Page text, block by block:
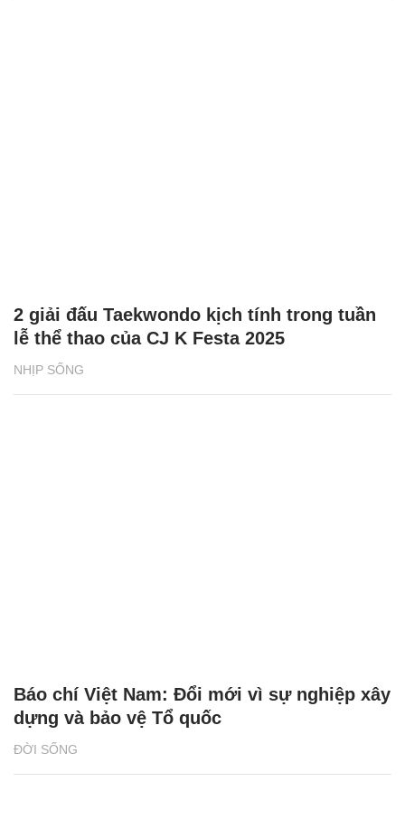
NHỊP SỐNG
2 giải đấu Taekwondo kịch tính trong tuần
lễ thể thao của CJ K Festa 2025
ĐỜI SỐNG
Báo chí Việt Nam: Đổi mới vì sự nghiệp xây
dựng và bảo vệ Tổ quốc